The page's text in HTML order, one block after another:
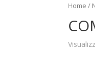
Home /